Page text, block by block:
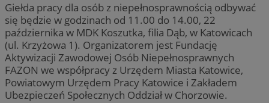
Giełda pracy dla osób z niepełnosprawnością odbywać
się będzie w godzinach od 11.00 do 14.00, 22
października w MDK Koszutka, filia Dąb, w Katowicach
(ul. Krzyżowa 1). Organizatorem jest Fundację
Aktywizacji Zawodowej Osób Niepełnosprawnych
FAZON we współpracy z Urzędem Miasta Katowice,
Powiatowym Urzędem Pracy Katowice i Zakładem
Ubezpieczeń Społecznych Oddział w Chorzowie.